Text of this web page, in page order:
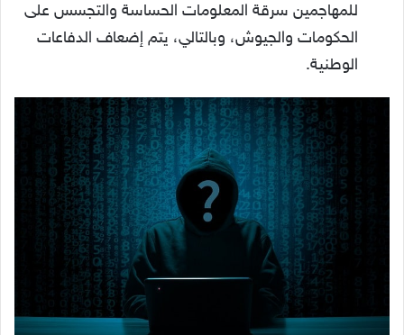
للمهاجمين سرقة المعلومات الحساسة والتجسس على
الحكومات والجيوش، وبالتالي، يتم إضعاف الدفاعات
الوطنية.